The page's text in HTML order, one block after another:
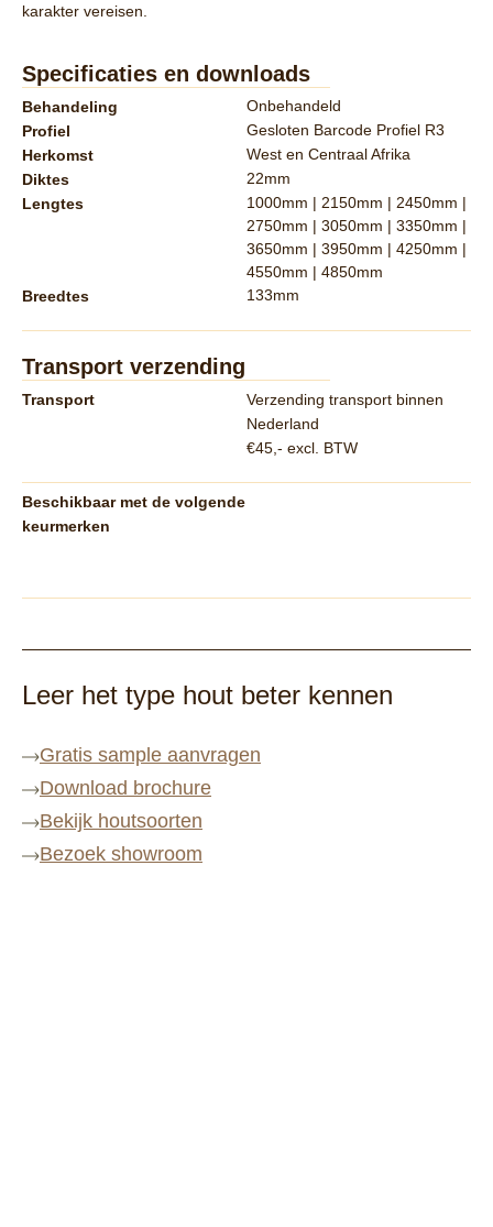
karakter vereisen.
Specificaties en downloads
Behandeling
Onbehandeld
Profiel
Gesloten Barcode Profiel R3
Herkomst
West en Centraal Afrika
Diktes
22mm
Lengtes
1000mm | 2150mm | 2450mm |
2750mm | 3050mm | 3350mm |
3650mm | 3950mm | 4250mm |
4550mm | 4850mm
Breedtes
133mm
Transport verzending
Transport
Verzending transport binnen
Nederland
€45,- excl. BTW
Beschikbaar met de volgende
keurmerken
Leer het type hout beter kennen
Gratis sample aanvragen
Download brochure
Bekijk houtsoorten
Bezoek showroom